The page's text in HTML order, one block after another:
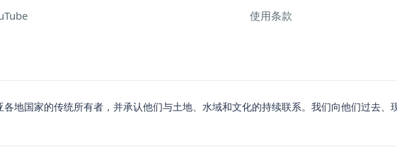
使用条款
各地国家的传统所有者，并承认他们与土地、水域和文化的持续联系。我们向他们过去、